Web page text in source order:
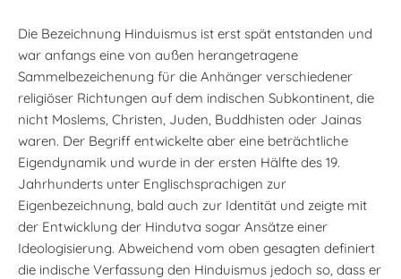
Die Bezeichnung Hinduismus ist erst spät entstanden und
war anfangs eine von außen herangetragene
Sammelbezeichenung für die Anhänger verschiedener
religiöser Richtungen auf dem indischen Subkontinent, die
nicht Moslems, Christen, Juden, Buddhisten oder Jainas
waren. Der Begriff entwickelte aber eine beträchtliche
Eigendynamik und wurde in der ersten Hälfte des 19.
Jahrhunderts unter Englischsprachigen zur
Eigenbezeichnung, bald auch zur Identität und zeigte mit
der Entwicklung der Hindutva sogar Ansätze einer
Ideologisierung. Abweichend vom oben gesagten definiert
die indische Verfassung den Hinduismus jedoch so, dass er